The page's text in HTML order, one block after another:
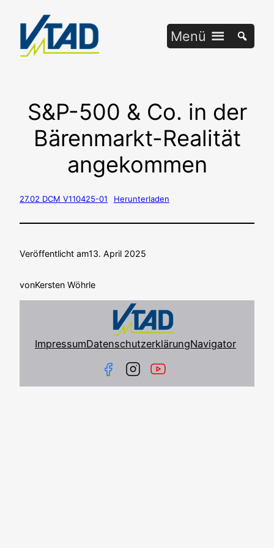
springen
Menü
S&P-500 & Co. in der
Bärenmarkt-Realität
angekommen
27.02 DCM V110425-01 Her­un­ter­la­den
Veröffentlicht am13. April 2025
vonKersten Wöhrle
ImpressumDatenschutzerklärungNavigator